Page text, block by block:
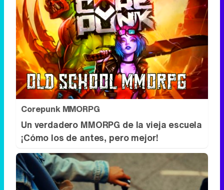
Corepunk MMORPG
Un verdadero MMORPG de la vieja escuela
¡Cómo los de antes, pero mejor!